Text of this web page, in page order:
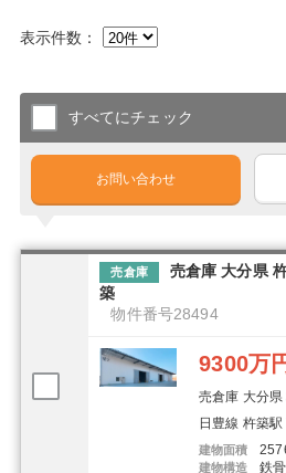
表示件数：
すべてにチェック
お問い合わせ
売倉庫
売倉庫 大分県
築
物件番号28494
9300万
売倉庫 大分
日豊線 杵築
建物面積
建物構造 鉄